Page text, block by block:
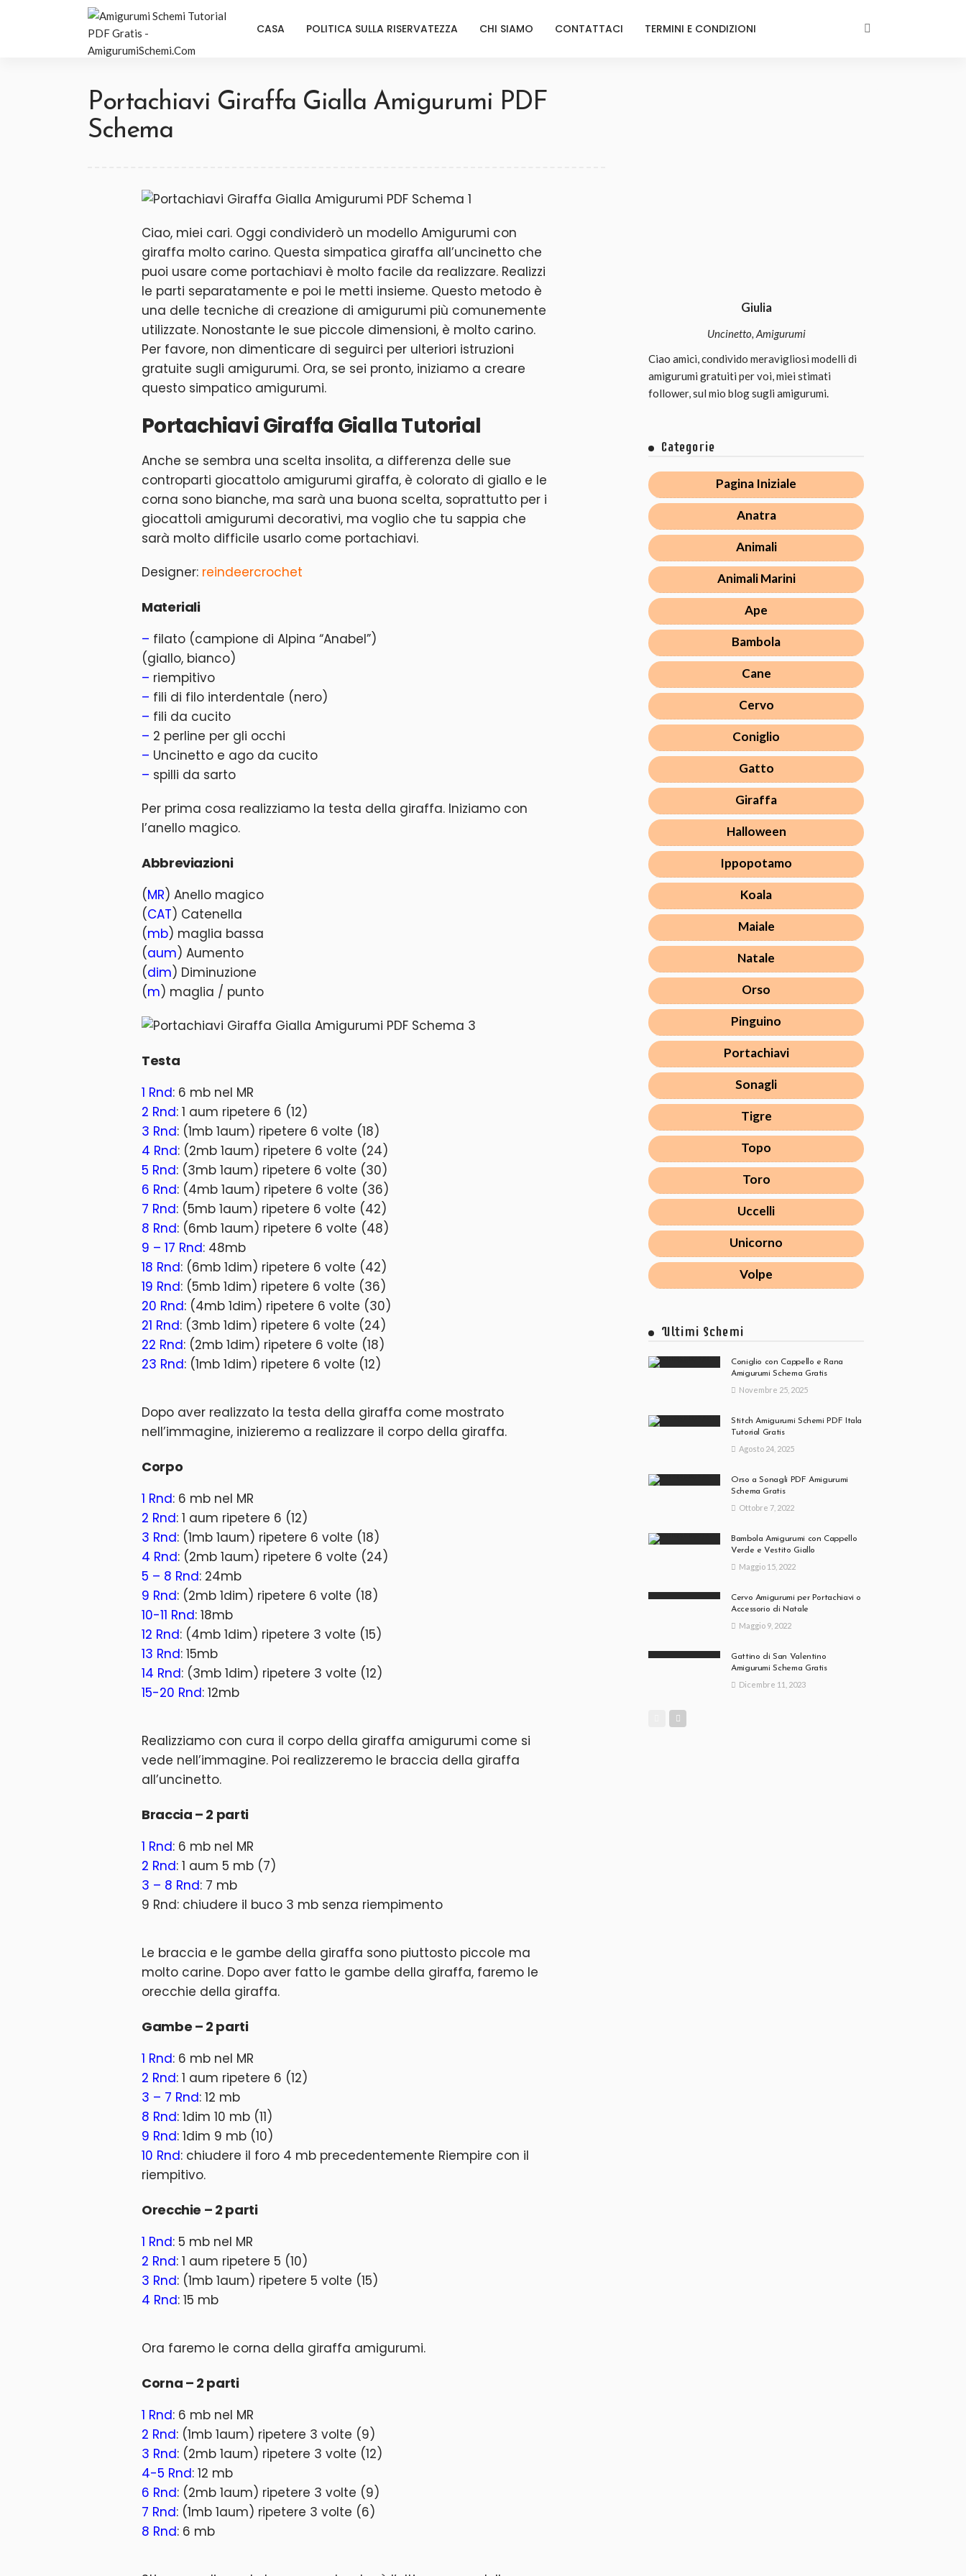
CASA POLITICA SULLA RISERVATEZZA CHI SIAMO CONTATTACI TERMINI E CONDIZIONI
Portachiavi Giraffa Gialla Amigurumi PDF
Schema
Ciao, miei cari. Oggi condividerò un modello Amigurumi con
giraffa molto carino. Questa simpatica giraffa all’uncinetto che
puoi usare come portachiavi è molto facile da realizzare. Realizzi
le parti separatamente e poi le metti insieme. Questo metodo è
una delle tecniche di creazione di amigurumi più comunemente
utilizzate. Nonostante le sue piccole dimensioni, è molto carino.
Per favore, non dimenticare di seguirci per ulteriori istruzioni
gratuite sugli amigurumi. Ora, se sei pronto, iniziamo a creare
questo simpatico amigurumi.
Portachiavi Giraffa Gialla Tutorial
Anche se sembra una scelta insolita, a differenza delle sue
controparti giocattolo amigurumi giraffa, è colorato di giallo e le
corna sono bianche, ma sarà una buona scelta, soprattutto per i
giocattoli amigurumi decorativi, ma voglio che tu sappia che
sarà molto difficile usarlo come portachiavi.
Designer: reindeercrochet
Materiali
– filato (campione di Alpina “Anabel”)
(giallo, bianco)
– riempitivo
– fili di filo interdentale (nero)
– fili da cucito
– 2 perline per gli occhi
– Uncinetto e ago da cucito
– spilli da sarto
Per prima cosa realizziamo la testa della giraffa. Iniziamo con
l’anello magico.
Abbreviazioni
(MR) Anello magico
(CAT) Catenella
(mb) maglia bassa
(aum) Aumento
(dim) Diminuzione
(m) maglia / punto
Testa
1 Rnd: 6 mb nel MR
2 Rnd: 1 aum ripetere 6 (12)
3 Rnd: (1mb 1aum) ripetere 6 volte (18)
4 Rnd: (2mb 1aum) ripetere 6 volte (24)
5 Rnd: (3mb 1aum) ripetere 6 volte (30)
6 Rnd: (4mb 1aum) ripetere 6 volte (36)
7 Rnd: (5mb 1aum) ripetere 6 volte (42)
8 Rnd: (6mb 1aum) ripetere 6 volte (48)
9 – 17 Rnd: 48mb
18 Rnd: (6mb 1dim) ripetere 6 volte (42)
19 Rnd: (5mb 1dim) ripetere 6 volte (36)
20 Rnd: (4mb 1dim) ripetere 6 volte (30)
21 Rnd: (3mb 1dim) ripetere 6 volte (24)
22 Rnd: (2mb 1dim) ripetere 6 volte (18)
23 Rnd: (1mb 1dim) ripetere 6 volte (12)
Dopo aver realizzato la testa della giraffa come mostrato
nell’immagine, inizieremo a realizzare il corpo della giraffa.
Corpo
1 Rnd: 6 mb nel MR
2 Rnd: 1 aum ripetere 6 (12)
3 Rnd: (1mb 1aum) ripetere 6 volte (18)
4 Rnd: (2mb 1aum) ripetere 6 volte (24)
5 – 8 Rnd: 24mb
9 Rnd: (2mb 1dim) ripetere 6 volte (18)
10-11 Rnd: 18mb
12 Rnd: (4mb 1dim) ripetere 3 volte (15)
13 Rnd: 15mb
14 Rnd: (3mb 1dim) ripetere 3 volte (12)
15-20 Rnd: 12mb
Realizziamo con cura il corpo della giraffa amigurumi come si
vede nell’immagine. Poi realizzeremo le braccia della giraffa
all’uncinetto.
Braccia – 2 parti
1 Rnd: 6 mb nel MR
2 Rnd: 1 aum 5 mb (7)
3 – 8 Rnd: 7 mb
9 Rnd: chiudere il buco 3 mb senza riempimento
Le braccia e le gambe della giraffa sono piuttosto piccole ma
molto carine. Dopo aver fatto le gambe della giraffa, faremo le
orecchie della giraffa.
Gambe – 2 parti
1 Rnd: 6 mb nel MR
2 Rnd: 1 aum ripetere 6 (12)
3 – 7 Rnd: 12 mb
8 Rnd: 1dim 10 mb (11)
9 Rnd: 1dim 9 mb (10)
10 Rnd: chiudere il foro 4 mb precedentemente Riempire con il
riempitivo.
Orecchie – 2 parti
1 Rnd: 5 mb nel MR
2 Rnd: 1 aum ripetere 5 (10)
3 Rnd: (1mb 1aum) ripetere 5 volte (15)
4 Rnd: 15 mb
Ora faremo le corna della giraffa amigurumi.
Corna – 2 parti
1 Rnd: 6 mb nel MR
2 Rnd: (1mb 1aum) ripetere 3 volte (9)
3 Rnd: (2mb 1aum) ripetere 3 volte (12)
4-5 Rnd: 12 mb
6 Rnd: (2mb 1aum) ripetere 3 volte (9)
7 Rnd: (1mb 1aum) ripetere 3 volte (6)
8 Rnd: 6 mb
Giulia
Uncinetto, Amigurumi
Ciao amici, condivido meravigliosi modelli di
amigurumi gratuiti per voi, miei stimati
follower, sul mio blog sugli amigurumi.
Categorie
Pagina Iniziale
Anatra
Animali
Animali Marini
Ape
Bambola
Cane
Cervo
Coniglio
Gatto
Giraffa
Halloween
Ippopotamo
Koala
Maiale
Natale
Orso
Pinguino
Portachiavi
Sonagli
Tigre
Topo
Toro
Uccelli
Unicorno
Volpe
Ultimi Schemi
Coniglio con Cappello e Rana
Amigurumi Schema Gratis
Novembre 25, 2025
Stitch Amigurumi Schemi PDF Itala
Tutorial Gratis
Agosto 24, 2025
Orso a Sonagli PDF Amigurumi
Schema Gratis
Ottobre 7, 2022
Bambola Amigurumi con Cappello
Verde e Vestito Giallo
Maggio 15, 2022
Cervo Amigurumi per Portachiavi o
Accessorio di Natale
Maggio 9, 2022
Gattino di San Valentino
Amigurumi Schema Gratis
Dicembre 11, 2023